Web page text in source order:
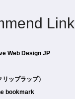
Link
Web Design JP
ップラップ）
bookmark